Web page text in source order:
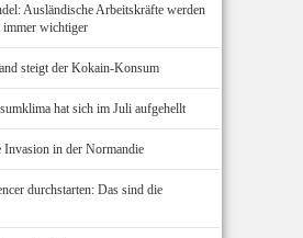
Ausländische Arbeitskräfte werden
immer wichtiger
steigt der Kokain-Konsum
hat sich im Juli aufgehellt
Invasion in der Normandie
durchstarten: Das sind die